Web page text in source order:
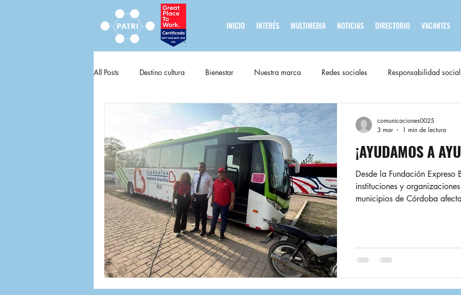
INICIO INTERÉS MULTIMEDIA NOTICIAS DIRECTORIO VACANTES
All Posts Destino cultura Bienestar Nuestra marca Redes sociales Responsabilidad social
¡AYUDAMOS A
Desde la Fundación Expreso
instituciones y
municipios de Córdoba afectados
delegaciones de galenos
para que las jornadas
comunicaciones0025
3 mar
1 min de lectura